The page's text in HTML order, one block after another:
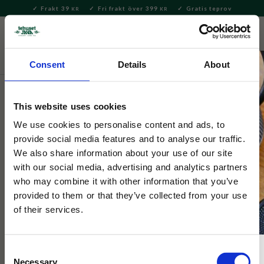
Consent Details About
This website uses cookies
We use cookies to personalise content and ads, to
provide social media features and to analyse our traffic.
We also share information about your use of our site
with our social media, advertising and analytics partners
who may combine it with other information that you’ve
provided to them or that they’ve collected from your use
of their services.
Necessary
Meny
Frakt 39 KR Fri frakt över 399 KR Gratis teprov
Servering & Dukning
Axlings
Axlings Kaffeservetter Tulpaner
Gul 24x24cm
Lyxiga pappersservetter som liknar textil, i pack om 40 st.
Motiv på gula tulpaner, perfekt till vårfikat!